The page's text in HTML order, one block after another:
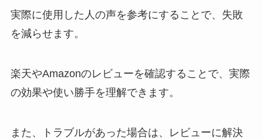
実際に使用した人の声を参考にすることで、失敗
を減らせます。
楽天やAmazonのレビューを確認することで、実際
の効果や使い勝手を理解できます。
また、トラブルがあった場合は、レビューに解決